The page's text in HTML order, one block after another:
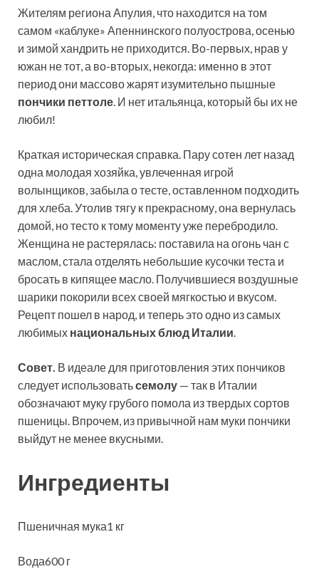
Жителям региона Апулия, что находится на том
самом «каблуке» Апеннинского полуострова, осенью
и зимой хандрить не приходится. Во-первых, нрав у
южан не тот, а во-вторых, некогда: именно в этот
период они массово жарят изумительно пышные
пончики петтоле . И нет итальянца, который бы их не
любил!
Краткая историческая справка. Пару сотен лет назад
одна молодая хозяйка, увлеченная игрой
волынщиков, забыла о тесте, оставленном подходить
для хлеба. Утолив тягу к прекрасному, она вернулась
домой, но тесто к тому моменту уже перебродило.
Женщина не растерялась: поставила на огонь чан с
маслом, стала отделять небольшие кусочки теста и
бросать в кипящее масло. Получившиеся воздушные
шарики покорили всех своей мягкостью и вкусом.
Рецепт пошел в народ, и теперь это одно из самых
любимых национальных блюд Италии
Совет. В идеале для приготовления этих пончиков
следует использоватьсемолу — так в Италии
обозначают муку грубого помола из твердых сортов
пшеницы. Впрочем, из привычной нам муки пончики
выйдут не менее вкусными.
Ингредиенты
Пшеничная мука1 кг
Вода600 г